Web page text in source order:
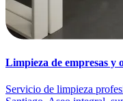
Limpieza de empresas y
Servicio de limpieza